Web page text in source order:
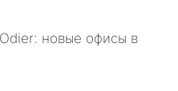
новые офисы в